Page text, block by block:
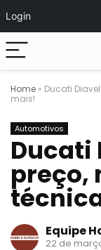
Login
Home » Ducati
mais!
Automotivos
Ducati
preço,
Equipe
22 de